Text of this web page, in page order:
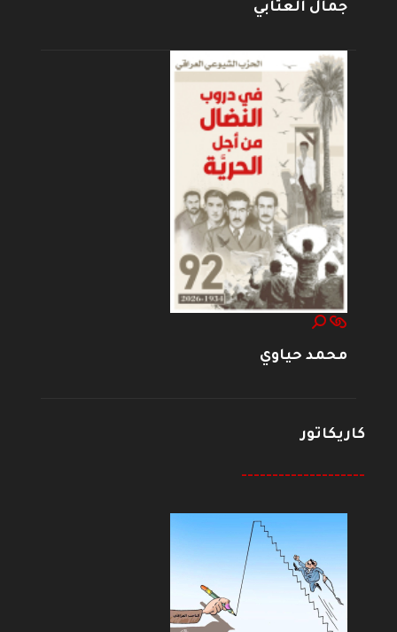
جمال العتابي
محمد حياوي
كاريكاتور
--------------------